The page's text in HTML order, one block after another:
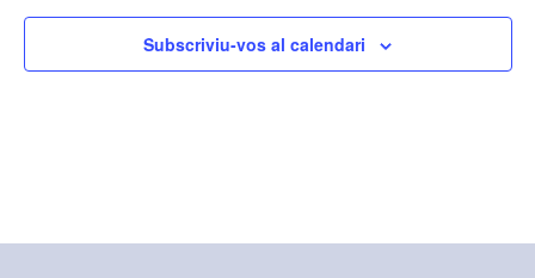
Subscriviu-vos al calendari